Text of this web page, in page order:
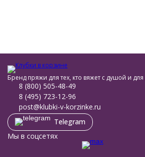
Бренд пряжи для тех, кто вяжет с душой и
8 (800) 505-48-49
8 (495) 723-12-96
post@klubki-v-korzinke.ru
Telegram
Мы в соцсетях